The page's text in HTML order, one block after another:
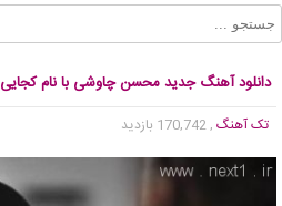
دانلود آهنگ جدید محسن چاوشی با نام کجایی
تک آهنگ , 170,742 بازدید